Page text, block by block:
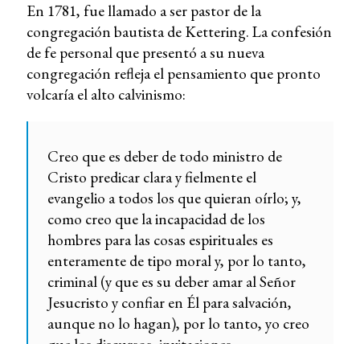
En 1781, fue llamado a ser pastor de la
congregación bautista de Kettering. La confesión
de fe personal que presentó a su nueva
congregación refleja el pensamiento que pronto
volcaría el alto calvinismo:
Creo que es deber de todo ministro de
Cristo predicar clara y fielmente el
evangelio a todos los que quieran oírlo; y,
como creo que la incapacidad de los
hombres para las cosas espirituales es
enteramente de tipo moral y, por lo tanto,
criminal (y que es su deber amar al Señor
Jesucristo y confiar en Él para salvación,
aunque no lo hagan), por lo tanto, yo creo